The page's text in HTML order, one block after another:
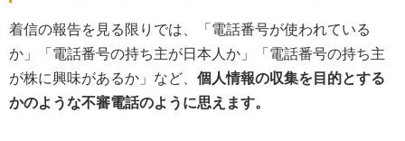
着信の報告を見る限りでは、「電話番号が使われている
か」「電話番号の持ち主が日本人か」「電話番号の持ち主
が株に興味があるか」など、 個人情報の収集を目的とする
かのような不審電話のように思えます。